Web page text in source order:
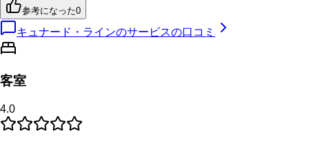
参考になった0
キュナード・ラインのサービスの口コミ
客室
4.0